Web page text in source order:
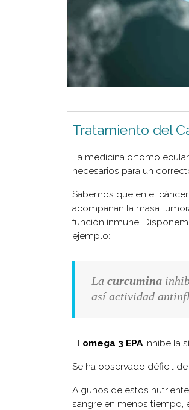
Tratamiento del
La medicina
necesarios para un
Sabemos que en el
acompañan la masa
función inmune.
ejemplo:
La curcumina
así actividad
El omega 3 EPAinhibe la
Se ha observado déficit
Algunos de estos
sangre en menos tiempo,